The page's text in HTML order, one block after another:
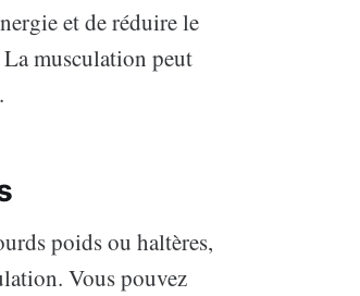
et de réduire le
musculation peut
poids ou haltères,
Vous pouvez